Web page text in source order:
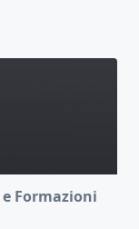
Formazioni